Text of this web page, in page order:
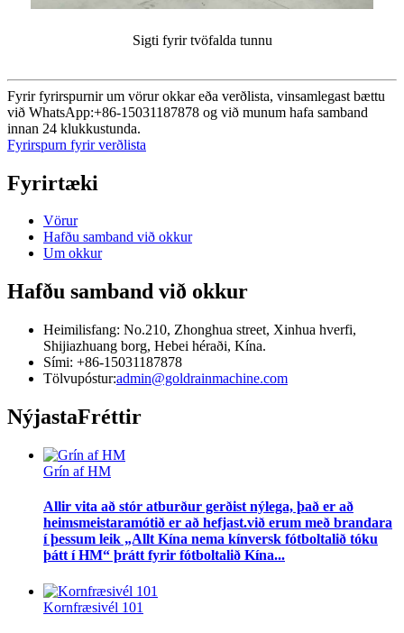
Sigti fyrir tvöfalda tunnu
Fyrir fyrirspurnir um vörur okkar eða verðlista, vinsamlegast bættu
við WhatsApp:+86-15031187878 og við munum hafa samband
innan 24 klukkustunda.
Fyrirspurn fyrir verðlista
Fyrirtæki
Vörur
Hafðu samband við okkur
Um okkur
Hafðu samband við okkur
Heimilisfang: No.210, Zhonghua street, Xinhua hverfi,
Shijiazhuang borg, Hebei héraði, Kína.
Sími: +86-15031187878
Tölvupóstur:admin@goldrainmachine.com
NýjastaFréttir
Grín af HM
Allir vita að stór atburður gerðist nýlega, það er að
heimsmeistaramótið er að hefjast.við erum með brandara
í þessum leik „Allt Kína nema kínversk fótboltalið tóku
þátt í HM“ þrátt fyrir fótboltalið Kína...
Kornfræsivél 101